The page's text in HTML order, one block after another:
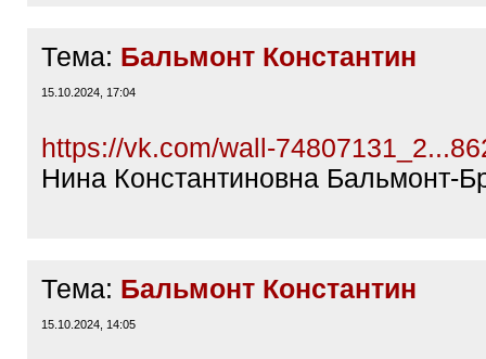
Тема: Бальмонт Константин
15.10.2024, 17:04
https://vk.com/wall-
Нина Константиновна Бальмонт-
Тема: Бальмонт Константин
15.10.2024, 14:05